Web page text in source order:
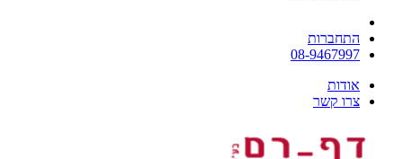
התחברות
08-9467997
אודות
צרו קשר